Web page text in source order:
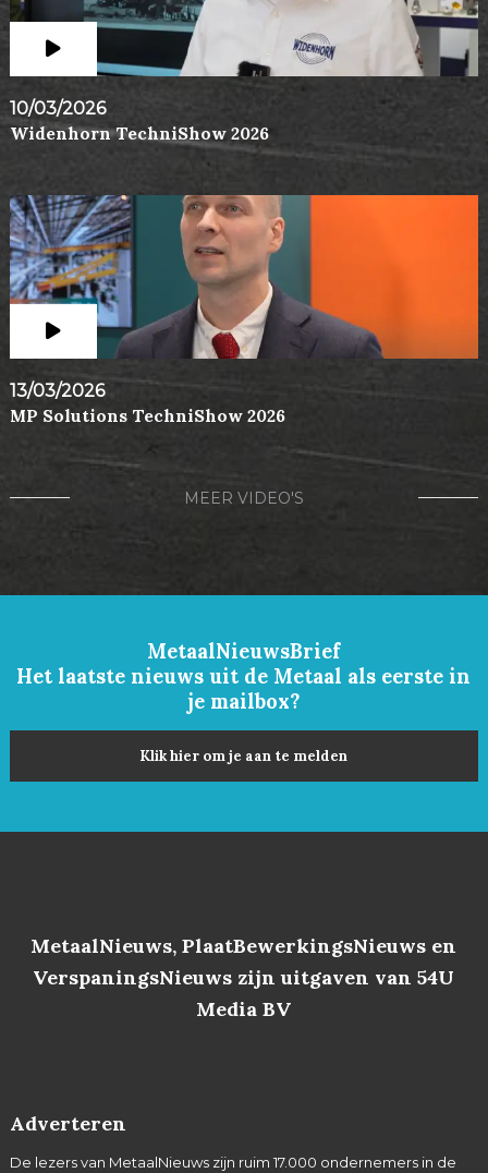
10/03/2026
Widenhorn TechniShow 2026
13/03/2026
MP Solutions TechniShow 2026
MEER VIDEO'S
MetaalNieuwsBrief
Het laatste nieuws uit de Metaal als eerste in
je mailbox?
Klik hier om je aan te melden
MetaalNieuws, PlaatBewerkingsNieuws en
VerspaningsNieuws zijn uitgaven van 54U
Media BV
Adverteren
De lezers van MetaalNieuws zijn ruim 17.000 ondernemers in de